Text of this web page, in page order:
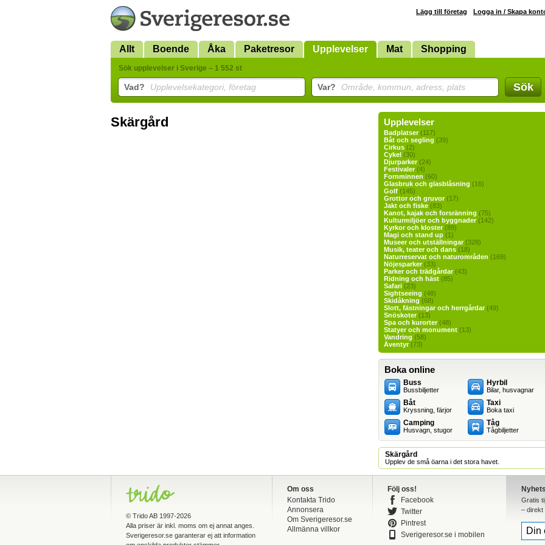
Lägg till företag Logga in / Skapa
Allt Boende Åka Paketresor Upplevelser Mat Shopping
Sök upplevelser i Sverige – 1 552 st
Vad? Upplevelsekategori, företag Var? Område, kommun, adress, plats Sök
Skärgård Upplevelser
Badplatser(117)
Båt och segling (39)
Cirkus (2)
Cykel (30)
Djurparker(24)
Festivaler(4)
Fornminnen (60)
Glasbruk och glasblåsning (16)
Golf (145)
Grottor och gruvor(17)
Jakt och fiske (83)
Kanot, kajak och forsränning (75)
Kulturmiljöer och byggnader(142)
Kyrkor och kloster(89)
Magi och stand up (1)
Museer och utställningar(328)
Musik, teater och dans (18)
Naturreservat och naturområden (169)
Nöjesparker(33)
Parker och trädgårdar(43)
Ridning och häst (85)
Safari (23)
Sightseeing (48)
Skidåkning (68)
Slott, fästningar och herrgårdar(49)
Snöskoter(13)
Spa och kurorter(48)
Statyer och monument (13)
Vandring (58)
Äventyr(73)
Boka online
Buss
Bussbiljetter
Båt
Kryssning, färjor
Camping
Husvagn, stugor
Hyrbil
Bilar, husvagnar
Taxi
Boka taxi
Tåg
Tågbiljetter
Skärgård
Upplev de små öarna i det stora havet.
© Trido AB 1997-2026
Alla priser är inkl. moms om ej annat anges.
Sverigeresor.se garanterar ej att information
Om oss
Kontakta Trido
Annonsera
Om Sverigeresor.se
Allmänna villkor
Följ oss!
Facebook
Twitter
Pintrest
Sverigeresor.se i mobilen
Gratis
– direkt